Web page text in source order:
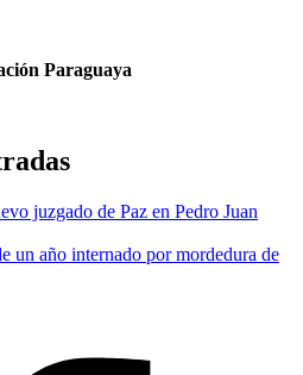
Paraguaya
juzgado de Paz en Pedro Juan
un año internado por mordedura de